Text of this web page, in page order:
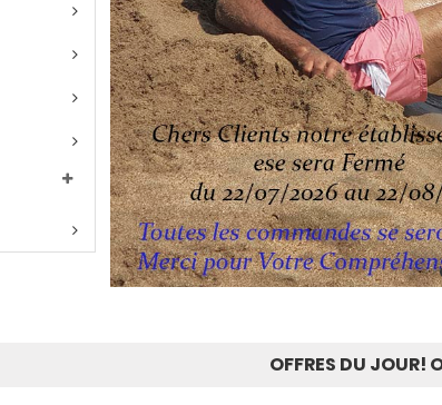
OFFRES DU JOUR!